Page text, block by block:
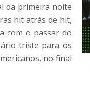
da primeira noite
hit atrás de hit,
com o passar do
triste para os
no final